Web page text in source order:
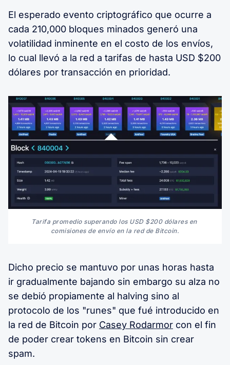
El esperado evento criptográfico que ocurre a
cada 210,000 bloques minados generó una
volatilidad inminente en el costo de los envíos,
lo cual llevó a la red a tarifas de hasta USD $200
dólares por transacción en prioridad.
Tarifa promedio superando los USD $200 dólares en
comisiones de envío en la red de Bitcoin.
Dicho precio se mantuvo por unas horas hasta
ir gradualmente bajando sin embargo su alza no
se debió propiamente al halving sino al
protocolo de los "runes" que fué introducido en
la red de Bitcoin por Casey Rodarmor con el fin
de poder crear tokens en Bitcoin sin crear
spam.